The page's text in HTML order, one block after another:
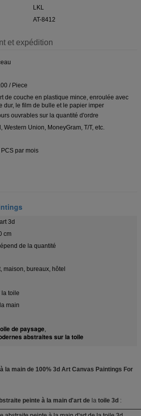
LKL
AT-8412
et expédition
/ Piece
de couche en plastique mince, enroulée avec
dur, le film de bulle et le papier imper
ouvrables sur la quantité d'ordre
Western Union, MoneyGram, T/T, etc.
par mois
3d
cm
de la quantité
maison, bureaux, hôtel
la toile
main
de paysage,
abstraites sur la toile
la main de 100% 3d Art Canvas Paintings For
peinte à la main d'art de la toile 3d :